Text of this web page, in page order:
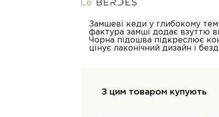
Замшеві кеди у глибокому
фактура замші додає взуттю
Чорна підошва підкреслює
цінує лаконічний дизайн і
З цим товаром купують